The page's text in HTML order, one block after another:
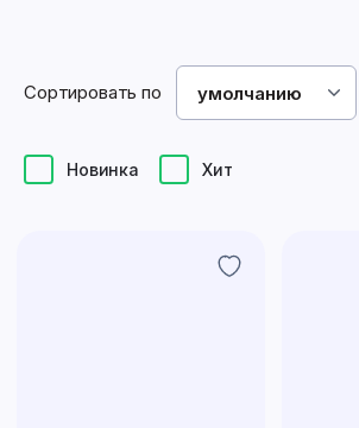
Новинка Хит
Сортировать по умолчанию